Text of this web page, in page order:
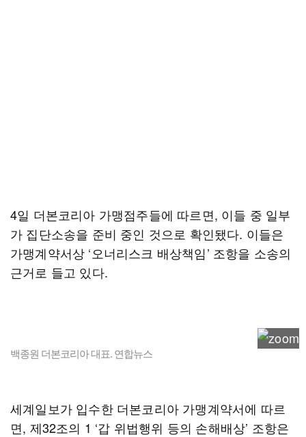
4일 더본코리아 가맹점주들에 따르면, 이들 중 일부
가 집단소송을 준비 중인 것으로 확인됐다. 이들은
가맹계약서상 ‘오너리스크 배상책임’ 조항을 소송의
근거로 들고 있다.
백종원 더본코리아 대표. 연합뉴스
세계일보가 입수한 더본코리아 가맹계약서에 따르
면, 제32조의 1 ‘갑 위법행위 등의 손해배상’ 조항은